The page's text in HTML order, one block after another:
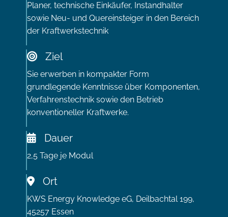
Planer, technische Einkäufer, Instandhalter
sowie Neu- und Quereinsteiger in den Bereich
der Kraftwerkstechnik
Ziel
Sie erwerben in kompakter Form
grundlegende Kenntnisse über Komponenten,
Verfahrenstechnik sowie den Betrieb
konventioneller Kraftwerke.
Dauer
2,5 Tage je Modul
Ort
KWS Energy Knowledge eG, Deilbachtal 199,
45257 Essen